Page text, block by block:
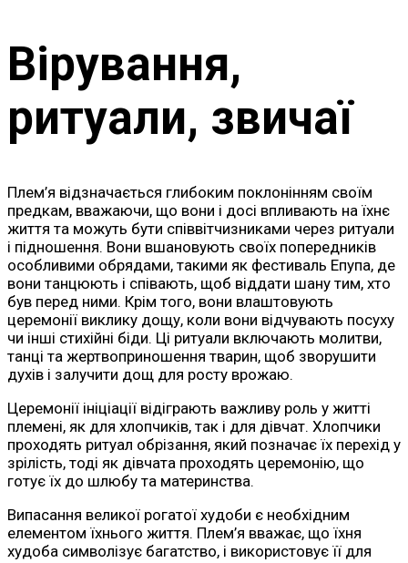
Вірування,
ритуали, звичаї
Плем’я відзначається глибоким поклонінням своїм
предкам, вважаючи, що вони і досі впливають на їхнє
життя та можуть бути співвітчизниками через ритуали
і підношення. Вони вшановують своїх попередників
особливими обрядами, такими як фестиваль Епупа, де
вони танцюють і співають, щоб віддати шану тим, хто
був перед ними. Крім того, вони влаштовують
церемонії виклику дощу, коли вони відчувають посуху
чи інші стихійні біди. Ці ритуали включають молитви,
танці та жертвоприношення тварин, щоб зворушити
духів і залучити дощ для росту врожаю.
Церемонії ініціації відіграють важливу роль у житті
племені, як для хлопчиків, так і для дівчат. Хлопчики
проходять ритуал обрізання, який позначає їх перехід у
зрілість, тоді як дівчата проходять церемонію, що
готує їх до шлюбу та материнства.
Випасання великої рогатої худоби є необхідним
елементом їхнього життя. Плем’я вважає, що їхня
худоба символізує багатство, і використовує її для